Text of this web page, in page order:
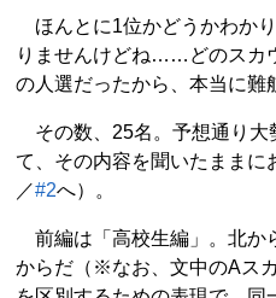
ほんとに1位かどうかわか
りませんけどね……どのスカ
の人選だったから、本当に難
その数、25名。予想通り大
て、その内容を聞いたままに
／#2へ）。
前編は「高校生編」。北か
からだ（※なお、文中のAス